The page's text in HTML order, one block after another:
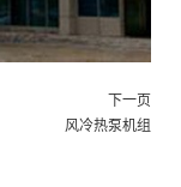
下一页
风冷热泵机组